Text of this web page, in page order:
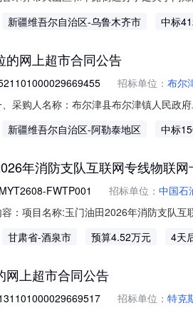
金额（元）:项目所在行政区划编码
新疆维吾尔自治区-乌鲁木齐市 中标
的网上超市合同公告
招标单位： 布尔
采购人名称：布尔津县布尔津镇人民政
萨克族民族乐器东布拉东不拉欧因
新疆维吾尔自治区-阿勒泰地区 中标
年消防支队互联网专线物联
FWTP001 招标单位： 中国石
容：项目名称:玉门油田2026年消防支队
量：⑴消防指挥系统互联网专线的接入、调
甘肃省-酒泉市 预算4.52万元 4天
网上超市合同公告
招标单位： 特克